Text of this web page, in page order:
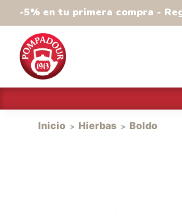
-5% en tu primera compra -
Inicio Hierbas Boldo